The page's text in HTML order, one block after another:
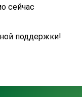
сейчас
поддержки!